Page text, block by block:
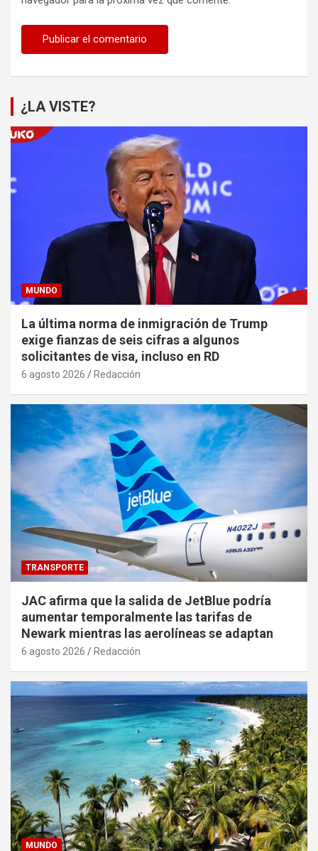
¿LA VISTE?
MUNDO
La última norma de inmigración de Trump
exige fianzas de seis cifras a algunos
solicitantes de visa, incluso en RD
6 agosto 2026 Redacción
TRANSPORTE
JAC afirma que la salida de JetBlue podría
aumentar temporalmente las tarifas de
Newark mientras las aerolíneas se adaptan
6 agosto 2026 Redacción
MUNDO